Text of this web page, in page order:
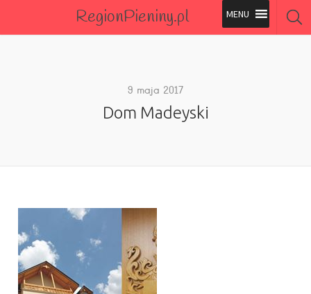
RegionPieniny.pl
Wszystkie Obiekty
9 maja 2017
Dom Madeyski